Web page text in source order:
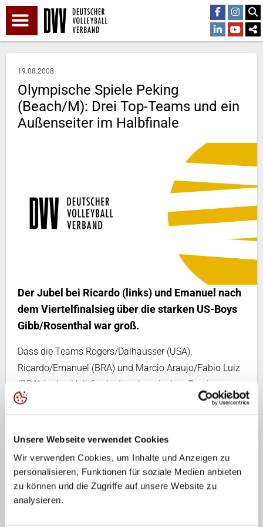
Unsere Webseite verwendet Cookies
Wir verwenden Cookies, um Inhalte und Anzeigen zu
personalisieren, Funktionen für soziale Medien anbieten
zu können und die Zugriffe auf unsere Website zu
analysieren.
19.08.2008
Olympische Spiele Peking
(Beach/M): Drei Top-Teams und ein
Außenseiter im Halbfinale
Der Jubel bei Ricardo (links) und Emanuel nach
dem Viertelfinalsieg über die starken US-Boys
Gibb/Rosenthal war groß.
Dass die Teams Rogers/Dalhausser (USA),
Ricardo/Emanuel (BRA) und Marcio Araujo/Fabio Luiz
(BRA) in das Halbfinale des olympischen Turniers
einziehen würden, muss nicht als Überraschung
brasilianische Duo, die Weltmeister von 2005, Marcio
Olympia-Qualifikationshälfte gespielt hatten. Alle drei
Teams behaupteten sich in ihren Viertelfinals in zwei
Sätzen.